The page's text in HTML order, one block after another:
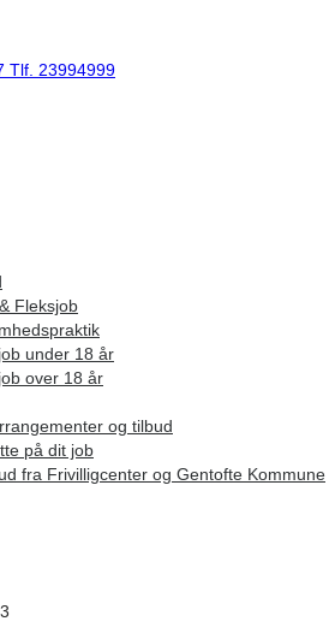
Tlf. 23994999
Fleksjob
under 18 år
over 18 år
og tilbud
på dit job
fra Frivilligcenter og Gentofte Kommune